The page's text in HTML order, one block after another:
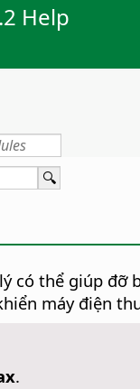
Help
có thể giúp đỡ
máy điện
.